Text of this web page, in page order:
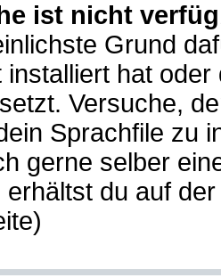
ist nicht
Grund
installiert hat
Versuche,
Sprachfile zu
gerne selber
erhältst du auf